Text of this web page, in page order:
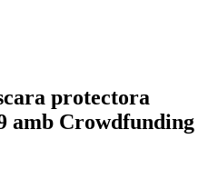
protectora
amb Crowdfunding